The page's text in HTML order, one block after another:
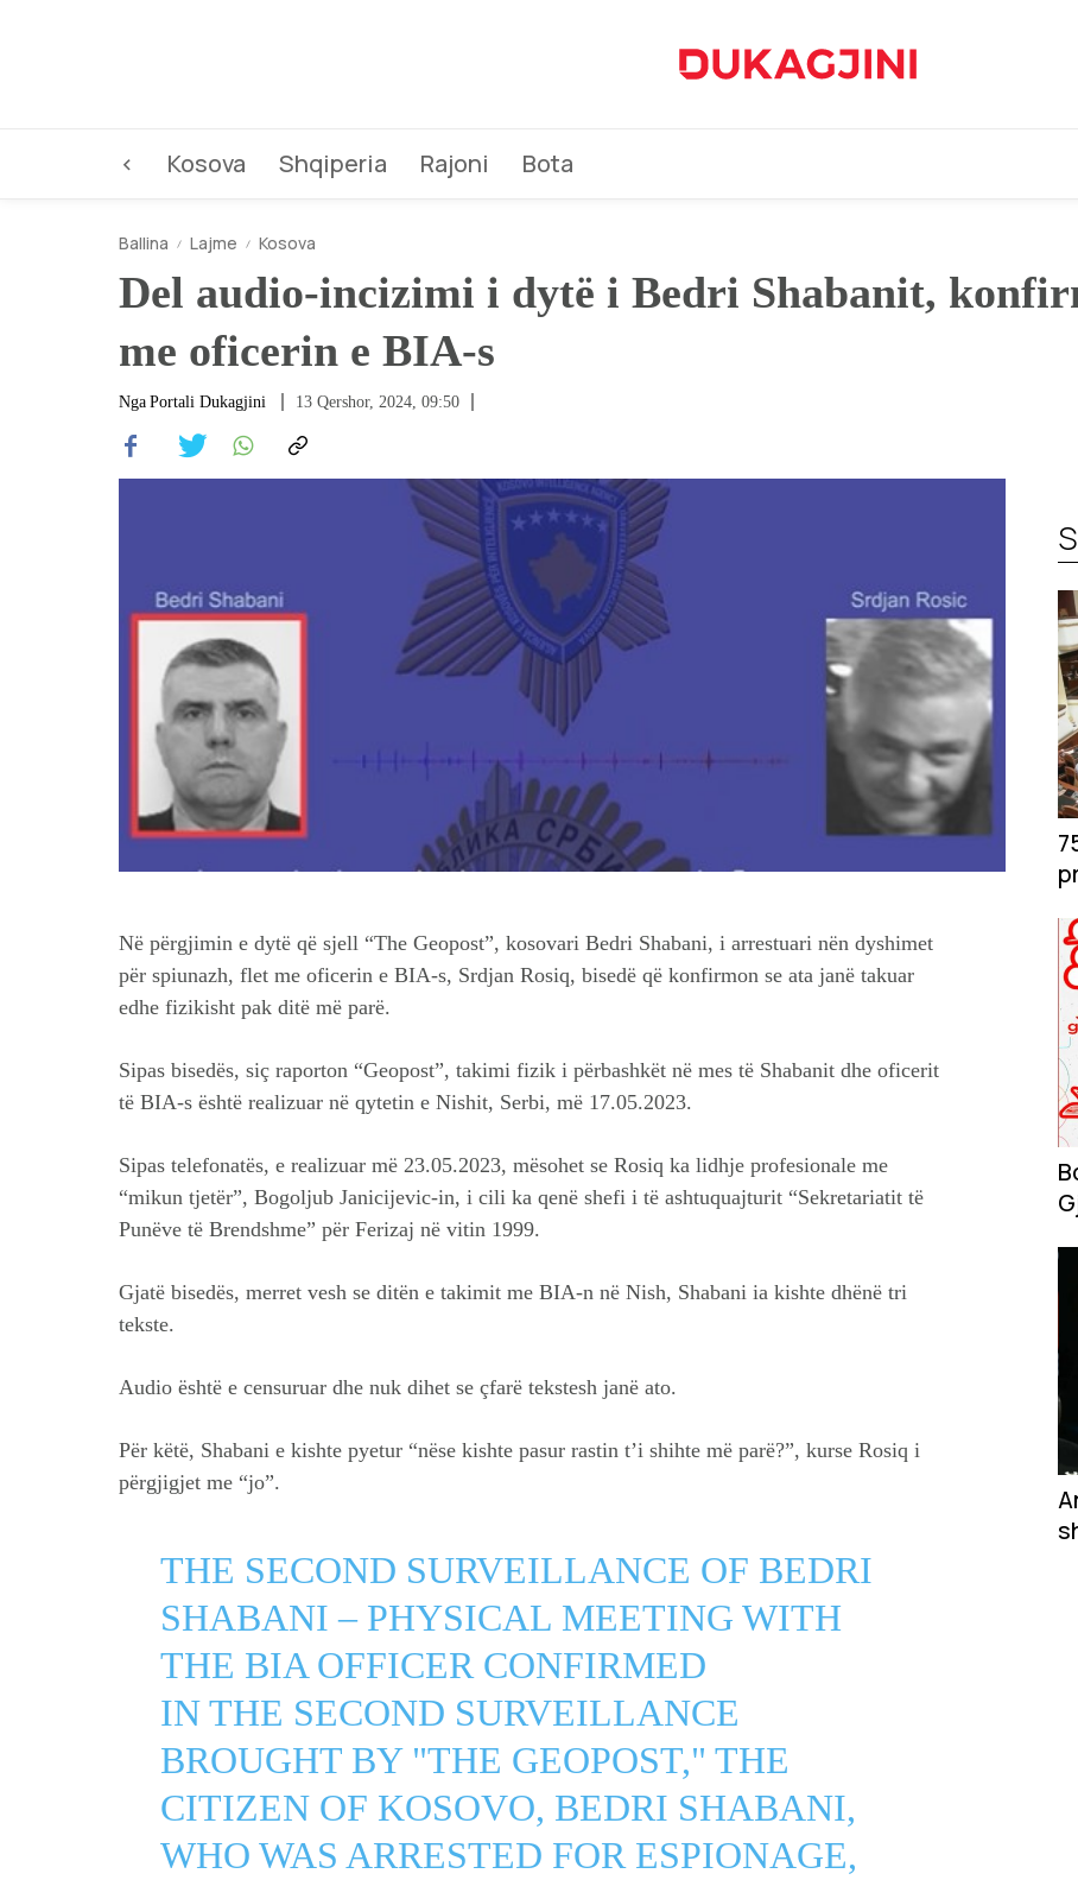
< Kosova Shqiperia Rajoni Bota
Ballina Lajme Kosova
Del audio-incizimi i dytë i Bedri Shabanit,
me oficerin e BIA-s
Nga Portali Dukagjini 13 Qershor, 2024, 09:50
Në përgjimin e dytë që sjell “The Geopost”, kosovari Bedri Shabani, i arrestuari nën dyshimet
për spiunazh, flet me oficerin e BIA-s, Srdjan Rosiq, bisedë që konfirmon se ata janë takuar
edhe fizikisht pak ditë më parë.
Sipas bisedës, siç raporton “Geopost”, takimi fizik i përbashkët në mes të Shabanit dhe oficerit
të BIA-s është realizuar në qytetin e Nishit, Serbi, më 17.05.2023.
Sipas telefonatës, e realizuar më 23.05.2023, mësohet se Rosiq ka lidhje profesionale me
“mikun tjetër”, Bogoljub Janicijevic-in, i cili ka qenë shefi i të ashtuquajturit “Sekretariatit të
Punëve të Brendshme” për Ferizaj në vitin 1999.
Gjatë bisedës, merret vesh se ditën e takimit me BIA-n në Nish, Shabani ia kishte dhënë tri
tekste.
Audio është e censuruar dhe nuk dihet se çfarë tekstesh janë ato.
Për këtë, Shabani e kishte pyetur “nëse kishte pasur rastin t’i shihte më parë?”, kurse Rosiq i
përgjigjet me “jo”.
THE SECOND SURVEILLANCE OF BEDRI
SHABANI – PHYSICAL MEETING WITH
THE BIA OFFICER CONFIRMED
IN THE SECOND SURVEILLANCE
BROUGHT BY "THE GEOPOST," THE
CITIZEN OF KOSOVO, BEDRI SHABANI,
WHO WAS ARRESTED FOR ESPIONAGE,